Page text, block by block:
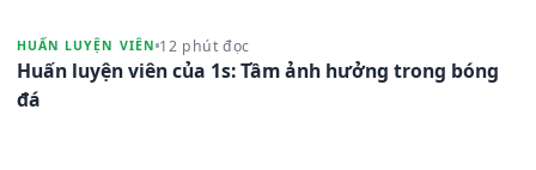
HUẤN LUYỆN VIÊN 12 phút đọc
Huấn luyện viên của 1s: Tầm ảnh hưởng trong bóng
đá